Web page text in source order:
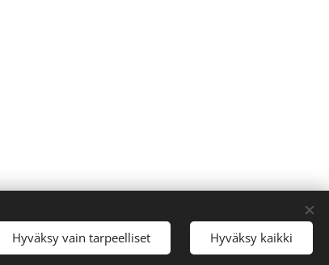
Hyväksy vain tarpeelliset Hyväksy kaikki